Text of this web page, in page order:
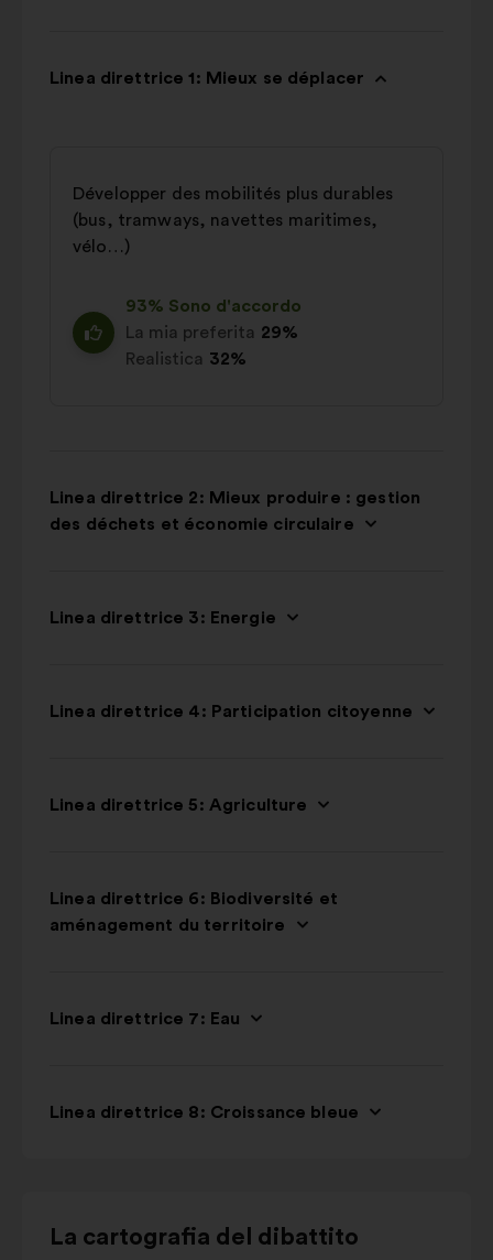
Linea direttrice 1: Mieux se déplacer
Développer des mobilités plus durables
(bus, tramways, navettes maritimes,
vélo…)
93% Sono d'accordo
La mia preferita 29%
Realistica 32%
Linea direttrice 2: Mieux produire : gestion
des déchets et économie circulaire
Linea direttrice 3: Energie
Linea direttrice 4: Participation citoyenne
Linea direttrice 5: Agriculture
Linea direttrice 6: Biodiversité et
aménagement du territoire
Linea direttrice 7: Eau
Linea direttrice 8: Croissance bleue
La cartografia del dibattito
Usa